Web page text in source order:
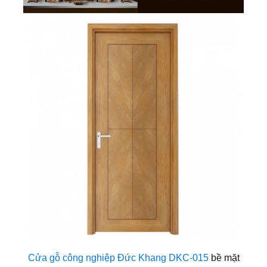
Cửa gỗ công nghiệp Đức Khang DKC-015bề mặt